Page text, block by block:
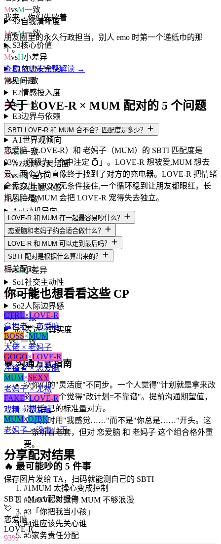
MvsM一致
S2自我清晰度
MvsM一致
S3核心价值
MvsH小差异
E1依恋安全感
HvsH一致
E2情感投入度
HvsH一致
E3边界与依赖
LvsL一致
A1世界观倾向
HvsH一致
A2规则与灵活度
MvsH小差异
A3人生意义感
HvsH一致
Ac1动机导向
MvsM一致
Ac2决策风格
LvsM小差异
Ac3执行模式
MvsH小差异
So1社交主动性
HvsH一致
So2人际边界感
LvsL一致
So3表达与真实度
LvsL一致
💬沟通方式指南
💡你们的"灵活度"不同步。一个人觉得"计划就是拿来改
的"，另一个觉得"改计划=不靠谱"。提前沟通期望值，
别用自己的标准量对方。
💡吵架时用"我感觉……"而不是"你总是……"开头。这
一条听着老套，但对 恋爱脑 和 老妈子 这个组合格外重
要。
🔥 最可能吵的 5 件事
#1MUM 太操心变成控制
#2LOVE-R 觉得 MUM 不够浪漫
#3 「你把我当小孩」
#4谁应该先关心谁
#5家务责任分配
我来，你们先歇着
朋友圈里的永久行政担当，别人 emo 时第一个递纸巾的那
个。
查看 MUM 完整解读 →
常见问题
关于 LOVE-R × MUM 配对的 5 个问题
SBTI LOVE-R 和 MUM 合不合？匹配度是多少？
恋爱脑（LOVE-R）和 老妈子（MUM）的 SBTI 匹配度是
93%，评级为「命中注定 💍」。LOVE-R 想被爱,MUM 想去
爱。两个人简直像终于找到了对方的充电器。LOVE-R 把情绪
全盘交出,MUM 无条件接住,一个循环稳到让朋友都眼红。长
期风险是 MUM 会把 LOVE-R 宠得失去独立。
LOVE-R 和 MUM 在一起最容易吵什么？
恋爱脑和老妈子约会适合做什么？
LOVE-R 和 MUM 可以走到最后吗？
SBTI 配对是根据什么算出来的？
相关配对
你可能也想看看这些 CP
CTRL×LOVE-R
拿捏者 × 恋爱脑
BOSS×MUM
大佬 × 老妈子
GOGO×LOVE-R
冲锋者 × 恋爱脑
MUM×SEXY
老妈子 × 尤物
FAKE×LOVE-R
戏精 × 恋爱脑
MUM×OJBK
老妈子 × 没事儿王
分享配对结果
保存图片发给 TA，扫码就能测自己的 SBTI
SBTI · Match配对报告
💘
恋爱脑
LOVE-R
93%